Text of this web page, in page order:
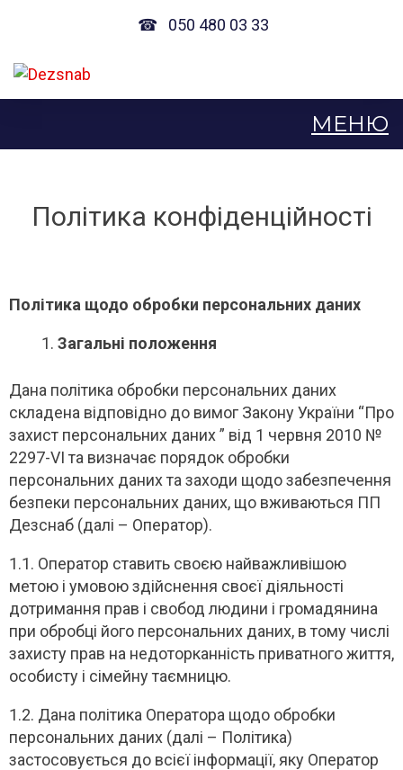
☎ 050 480 03 33
Політика конфіденційності
Політика щодо обробки персональних даних
Загальні положення
Дана політика обробки персональних даних
складена відповідно до вимог Закону України “Про
захист персональних даних ” від 1 червня 2010 №
2297-VI та визначає порядок обробки
персональних даних та заходи щодо забезпечення
безпеки персональних даних, що вживаються ПП
Дезснаб (далі – Оператор).
1.1. Оператор ставить своєю найважливішою
метою і умовою здійснення своєї діяльності
дотримання прав і свобод людини і громадянина
при обробці його персональних даних, в тому числі
захисту прав на недоторканність приватного життя,
особисту і сімейну таємницю.
1.2. Дана політика Оператора щодо обробки
персональних даних (далі – Політика)
застосовується до всієї інформації, яку Оператор